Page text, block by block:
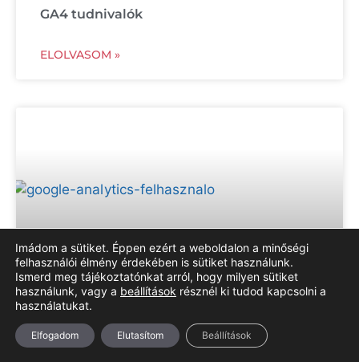
GA4 tudnivalók
ELOLVASOM »
Google Analytics használata: GA4-hez
felhasználó hozzáadása
Imádom a sütiket. Éppen ezért a weboldalon a minőségi
felhasználói élmény érdekében is sütiket használunk.
Ismerd meg tájékoztatónkat arról, hogy milyen sütiket
használunk, vagy a beállítások résznél ki tudod kapcsolni a
használatukat.
Elfogadom Elutasítom Beállítások